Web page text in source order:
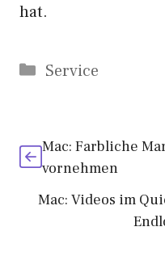
hat.
Kategorien
Service
Mac: Farbliche
vornehmen
Mac: Videos im